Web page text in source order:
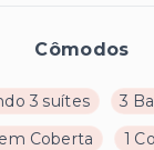
Cômodos
3 suítes
3
Coberta
1